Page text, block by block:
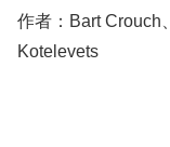
作者：Bart Crouch
Kotelevets